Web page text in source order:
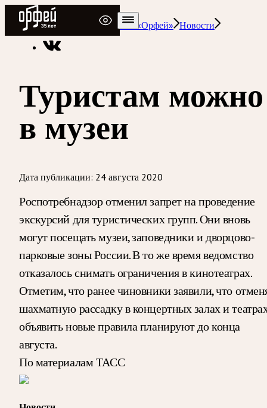
Радио Орфей
Радио классической музыки «Орфей» Новости
Туристам можно
в музеи
Дата публикации: 24 августа 2020
Роспотребнадзор отменил запрет на проведение
экскурсий для туристических групп. Они вновь
могут посещать музеи, заповедники и дворцово-
парковые зоны России. В то же время ведомство
отказалось снимать ограничения в кинотеатрах.
Отметим, что ранее чиновники заявили, что
шахматную рассадку в концертных залах и
объявить новые правила планируют до конца
августа.
По материалам ТАСС